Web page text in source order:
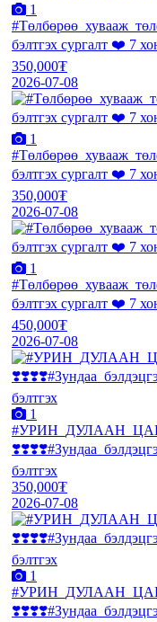
1
бэлтгэх сургалт ❤️ 7
350,000₮
2026-07-08
1
бэлтгэх сургалт ❤️ 7
350,000₮
2026-07-08
1
бэлтгэх сургалт ❤️ 7
450,000₮
2026-07-08
1
бэлтгэх
350,000₮
2026-07-08
1